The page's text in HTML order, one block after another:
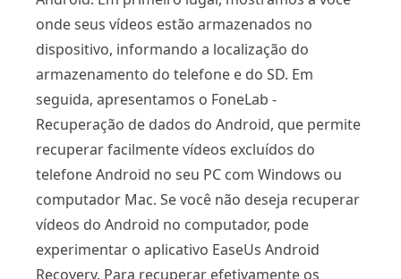
onde seus vídeos estão armazenados no
dispositivo, informando a localização do
armazenamento do telefone e do SD. Em
seguida, apresentamos o FoneLab -
Recuperação de dados do Android, que permite
recuperar facilmente vídeos excluídos do
telefone Android no seu PC com Windows ou
computador Mac. Se você não deseja recuperar
vídeos do Android no computador, pode
experimentar o aplicativo EaseUs Android
Recovery. Para recuperar efetivamente os